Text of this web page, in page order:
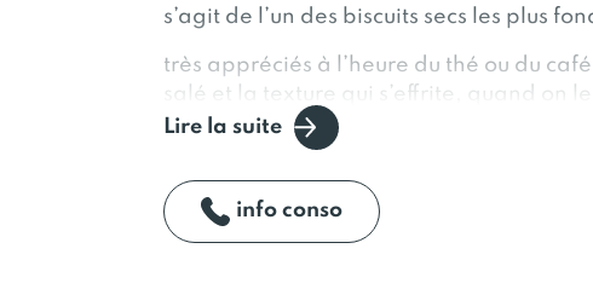
s’agit de l’un des biscuits secs les plus
très appréciés à l’heure du thé ou du
salé et la texture qui s’effrite, quand on le
croque, sont de vrais petits bonheurs
Lire la suite
info conso